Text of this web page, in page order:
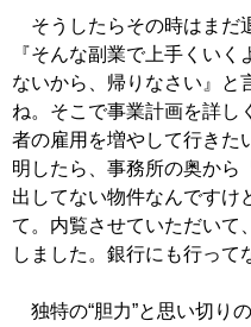
そうしたらその時はまだ
『そんな副業で上手くい
ないから、帰りなさい』と
ね。そこで事業計画を詳し
者の雇用を増やして行きた
明したら、事務所の奥から
出してない物件なんですけ
て。内覧させていただいて
しました。銀行にも行って
独特の“胆力”と思い切り